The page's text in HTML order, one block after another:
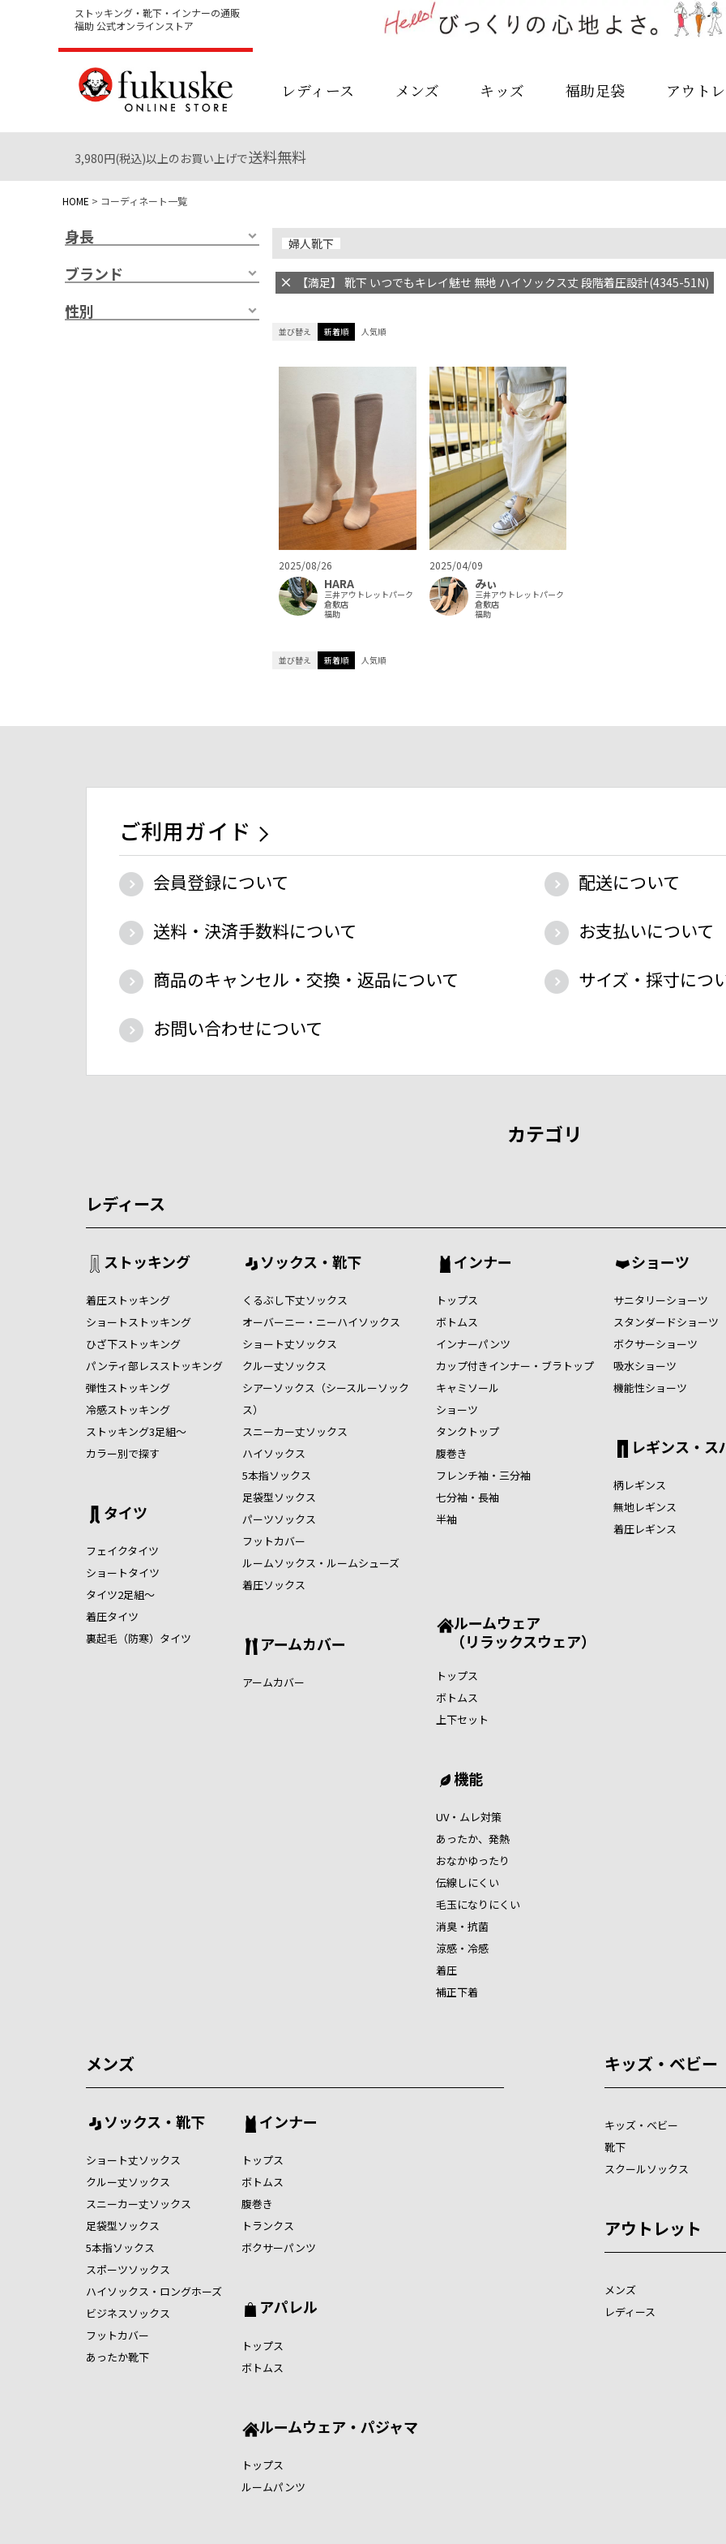
ストッキング・靴下・インナーの通販
福助 公式オンラインストア
レディース メンズ キッズ 福助足袋 アウト
3,980円(税込)以上のお買い上げで送料無料
HOME コーディネート一覧
身長
ブランド
性別
婦人靴下
【満足】 靴下 いつでもキレイ魅せ 無地 ハイソックス丈 段階着圧設計(4345-51N)
並び替え 新着順 人気順
2025/08/26
HARA
三井アウトレットパーク
倉敷店
福助
2025/04/09
みぃ
三井アウトレットパーク
倉敷店
福助
並び替え 新着順 人気順
ご利用ガイド
会員登録について
配送について
送料・決済手数料について
お支払いについて
商品のキャンセル・交換・返品について
サイズ・採寸につ
お問い合わせについて
カテゴリ
レディース
ストッキング
着圧ストッキング
ショートストッキング
ひざ下ストッキング
パンティ部レスストッキング
弾性ストッキング
冷感ストッキング
ストッキング3足組～
カラー別で探す
タイツ
フェイクタイツ
ショートタイツ
タイツ2足組～
着圧タイツ
裏起毛（防寒）タイツ
ソックス・靴下
くるぶし下丈ソックス
オーバーニー・ニーハイソックス
ショート丈ソックス
クルー丈ソックス
シアーソックス（シースルーソック
ス）
スニーカー丈ソックス
ハイソックス
5本指ソックス
足袋型ソックス
パーツソックス
フットカバー
ルームソックス・ルームシューズ
着圧ソックス
アームカバー
アームカバー
インナー
トップス
ボトムス
インナーパンツ
カップ付きインナー・ブラトップ
キャミソール
ショーツ
タンクトップ
腹巻き
フレンチ袖・三分袖
七分袖・長袖
半袖
ショーツ
サニタリーショーツ
スタンダードショーツ
ボクサーショーツ
吸水ショーツ
機能性ショーツ
レギンス・ス
柄レギンス
無地レギンス
着圧レギンス
ルームウェア
（リラックスウェア）
トップス
ボトムス
上下セット
機能
UV・ムレ対策
あったか、発熱
おなかゆったり
伝線しにくい
毛玉になりにくい
消臭・抗菌
涼感・冷感
着圧
補正下着
メンズ
ソックス・靴下
ショート丈ソックス
クルー丈ソックス
スニーカー丈ソックス
足袋型ソックス
5本指ソックス
スポーツソックス
ハイソックス・ロングホーズ
ビジネスソックス
フットカバー
あったか靴下
インナー
トップス
ボトムス
腹巻き
トランクス
ボクサーパンツ
アパレル
トップス
ボトムス
ルームウェア・パジャマ
トップス
ルームパンツ
キッズ・ベビー
キッズ・ベビー
靴下
スクールソックス
アウトレット
メンズ
レディース